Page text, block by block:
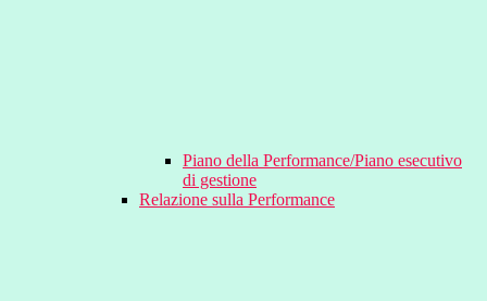
Piano della Performance/Piano esecutivo
di gestione
Relazione sulla Performance